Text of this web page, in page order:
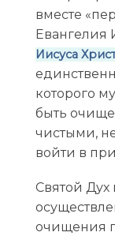
вместе
Евангелия
Иисуса
которого
быть
чистыми,
войти в
Святой Дух
очищения